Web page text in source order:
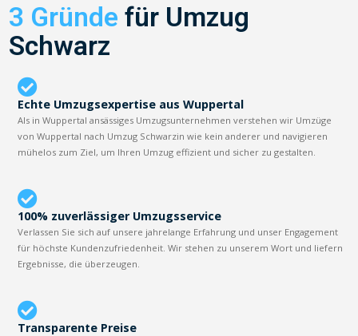
3 Gründe für Umzug
Schwarz
Echte Umzugsexpertise aus Wuppertal
Als in Wuppertal ansässiges Umzugsunternehmen verstehen wir Umzüge
von Wuppertal nach Umzug Schwarzin wie kein anderer und navigieren
mühelos zum Ziel, um Ihren Umzug effizient und sicher zu gestalten.
100% zuverlässiger Umzugsservice
Verlassen Sie sich auf unsere jahrelange Erfahrung und unser Engagement
für höchste Kundenzufriedenheit. Wir stehen zu unserem Wort und liefern
Ergebnisse, die überzeugen.
Transparente Preise